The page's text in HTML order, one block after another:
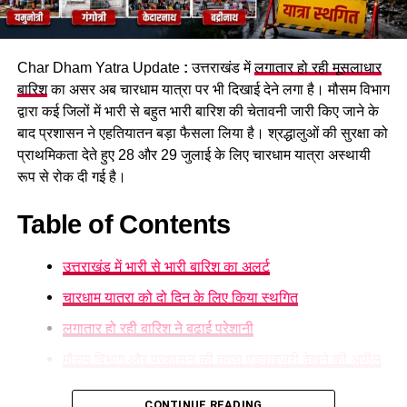
पुलिस ने शवों को कब्जे में लेकर पोस्टमार्टम की कार्रवाई शुरू कर दी है।
प्रशासन की ओर से श्रद्धालुओं से अपील की जा रही है कि वे निर्धारित और
सुरक्षित घाटों पर ही स्नान करें और चेतावनी वाले स्थानों पर जाने से बचें।
Char Dham Yatra Update : उत्तराखंड मेंलगातार हो रही मूसलाधार
बारिशका असर अब चारधाम यात्रा पर भी दिखाई देने लगा है। मौसम विभाग
द्वारा कई जिलों में भारी से बहुत भारी बारिश की चेतावनी जारी किए जाने के
बाद प्रशासन ने एहतियातन बड़ा फैसला लिया है। श्रद्धालुओं की सुरक्षा को
प्राथमिकता देते हुए 28 और 29 जुलाई के लिए चारधाम यात्रा अस्थायी
रूप से रोक दी गई है।
Table of Contents
उत्तराखंड में भारी से भारी बारिश का अलर्ट
चारधाम यात्रा को दो दिन के लिए किया स्थगित
लगातार हो रही बारिश ने बढ़ाई परेशानी